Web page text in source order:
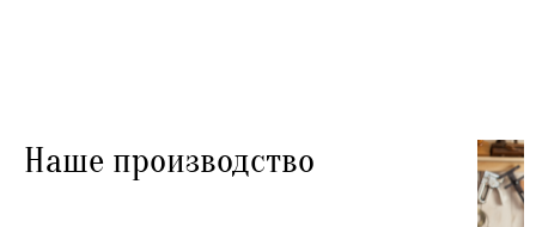
Наше производство